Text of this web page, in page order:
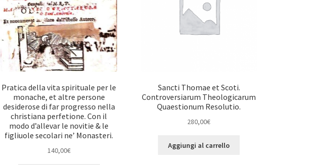
Pratica della vita spirituale per le
monache, et altre persone
desiderose di far progresso nella
christiana perfetione. Con il
modo d’allevar le novitie & le
figliuole secolari ne’ Monasteri.
140,00€
Sancti Thomae et Scoti.
Controversiarum Theologicarum
Quaestionum Resolutio.
280,00€
Aggiungi al carrello